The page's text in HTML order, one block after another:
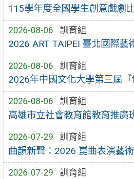
115學年度全國學生創意戲劇
2026-08-06 訓育組
2026 ART TAIPEI 臺北國際藝
2026-08-06 訓育組
2026年中國文化大學第三屆『
2026-08-06 訓育組
高雄市立社會教育館教育推廣
2026-07-29 訓育組
曲韻新聲：2026 崑曲表演藝
2026-07-29 訓育組